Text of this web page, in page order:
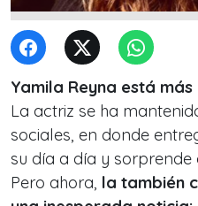
Yamila Reyna está
La actriz se ha
sociales, en donde
su día a día y sorprende
Pero ahora, la también